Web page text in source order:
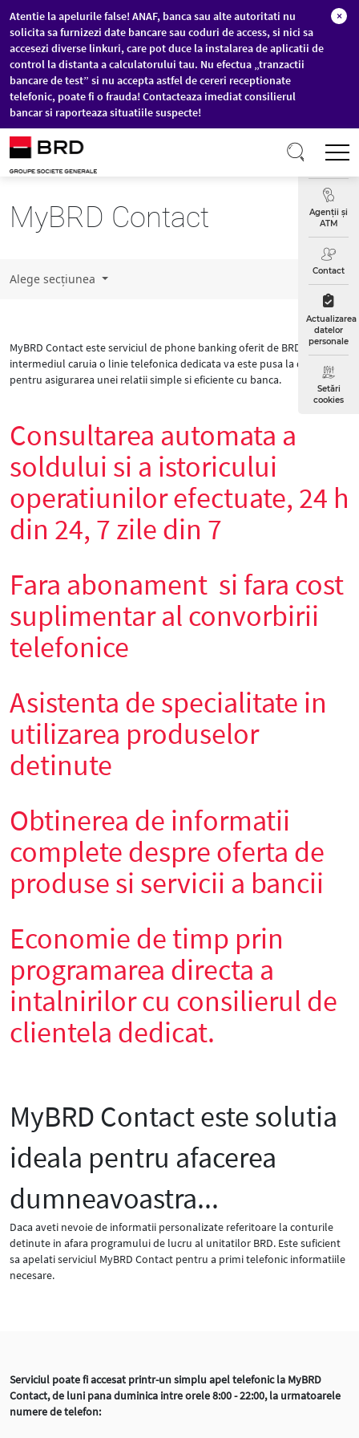
Sari la conținutul principal
Atentie la apelurile false! ANAF, banca sau alte autoritati nu
solicita sa furnizezi date bancare sau coduri de access, si nici sa
accesezi diverse linkuri, care pot duce la instalarea de aplicatii de
control la distanta a calculatorului tau. Nu efectua „tranzactii
bancare de test” si nu accepta astfel de cereri receptionate
telefonic, poate fi o frauda! Contacteaza imediat consilierul
bancar si raporteaza situatiile suspecte!
×
Curs
Agenții și
ATM
Contact
Actualizarea
datelor
personale
Setări
cookies
MyBRD Contact
Alege secțiunea
MyBRD Contact este serviciul de phone banking oferit de BRD prin
intermediul caruia o linie telefonica dedicata va este pusa la dispozitie
pentru asigurarea unei relatii simple si eficiente cu banca.
Consultarea automata a
soldului si a istoricului
operatiunilor efectuate, 24 h
din 24, 7 zile din 7
Fara abonament si fara cost
suplimentar al convorbirii
telefonice
Asistenta de specialitate in
utilizarea produselor
detinute
Obtinerea de informatii
complete despre oferta de
produse si servicii a bancii
Economie de timp prin
programarea directa a
intalnirilor cu consilierul de
clientela dedicat.
MyBRD Contact este solutia
ideala pentru afacerea
dumneavoastra...
Daca aveti nevoie de informatii personalizate referitoare la conturile
detinute in afara programului de lucru al unitatilor BRD. Este suficient
sa apelati serviciul MyBRD Contact pentru a primi telefonic informatiile
necesare.
Serviciul poate fi accesat printr-un simplu apel telefonic la MyBRD
Contact, de luni pana duminica intre orele 8:00 - 22:00, la urmatoarele
numere de telefon: